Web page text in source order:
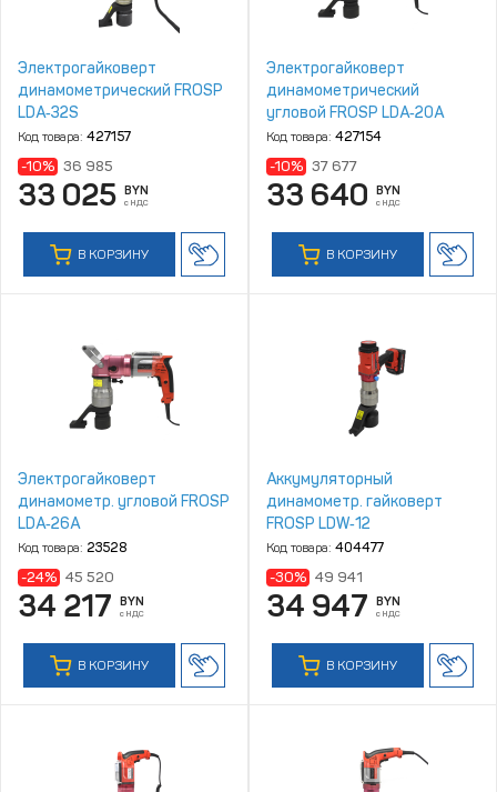
Электрогайковерт
динамометрический FROSP
LDA‑32S
Код товара: 427157
-10% 36 985
33 025 BYN
с НДС
В КОРЗИНУ
Электрогайковерт
динамометрический
угловой FROSP LDA‑20A
Код товара: 427154
-10% 37 677
33 640 BYN
с НДС
В КОРЗИНУ
Электрогайковерт
динамометр. угловой FROSP
LDA‑26A
Код товара: 23528
-24% 45 520
34 217 BYN
с НДС
В КОРЗИНУ
Аккумуляторный
динамометр. гайковерт
FROSP LDW‑12
Код товара: 404477
-30% 49 941
34 947 BYN
с НДС
В КОРЗИНУ